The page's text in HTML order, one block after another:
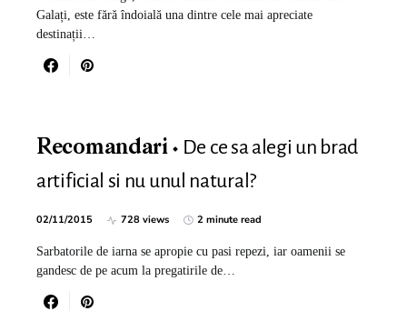
Galați, este fără îndoială una dintre cele mai apreciate
destinații…
Recomandari
De ce sa alegi un brad
artificial si nu unul natural?
02/11/2015 728 views 2 minute read
Sarbatorile de iarna se apropie cu pasi repezi, iar oamenii se
gandesc de pe acum la pregatirile de…